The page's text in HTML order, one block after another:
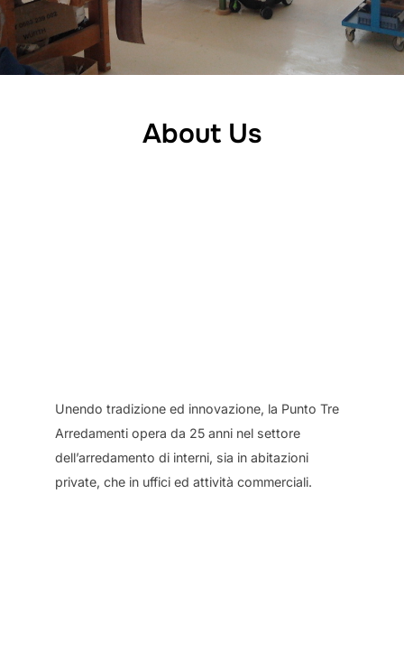
About Us
Unendo tradizione ed innovazione, la Punto Tre
Arredamenti opera da 25 anni nel settore
dell’arredamento di interni, sia in abitazioni
private, che in uffici ed attività commerciali.